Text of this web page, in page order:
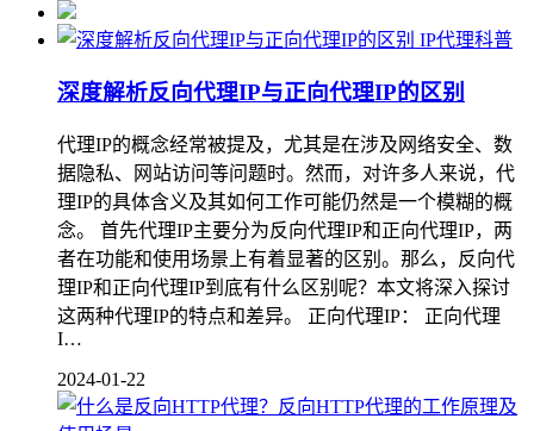
IP代理科普
深度解析反向代理IP与正向代理IP的区别
代理IP的概念经常被提及，尤其是在涉及网络安全、数
据隐私、网站访问等问题时。然而，对许多人来说，代
理IP的具体含义及其如何工作可能仍然是一个模糊的概
念。 首先代理IP主要分为反向代理IP和正向代理IP，两
者在功能和使用场景上有着显著的区别。那么，反向代
理IP和正向代理IP到底有什么区别呢？本文将深入探讨
这两种代理IP的特点和差异。 正向代理IP： 正向代理
I…
2024-01-22